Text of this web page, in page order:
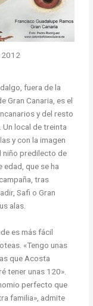
2012
fuera de la
Gran Canaria, es el
y del resto
local de treinta
y con la imagen
niño predilecto de
edad, que se ha
tras
Safi o Gran
alas.
es más fácil
«Tengo unas
que Acosta
tener unas 120».
perfecto que
familia», admite